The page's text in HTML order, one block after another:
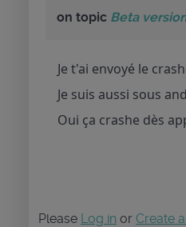
on topic Beta
Je t'ai envoyé le
Je suis aussi sous
Oui ça crashe dès
Please Log in or Create